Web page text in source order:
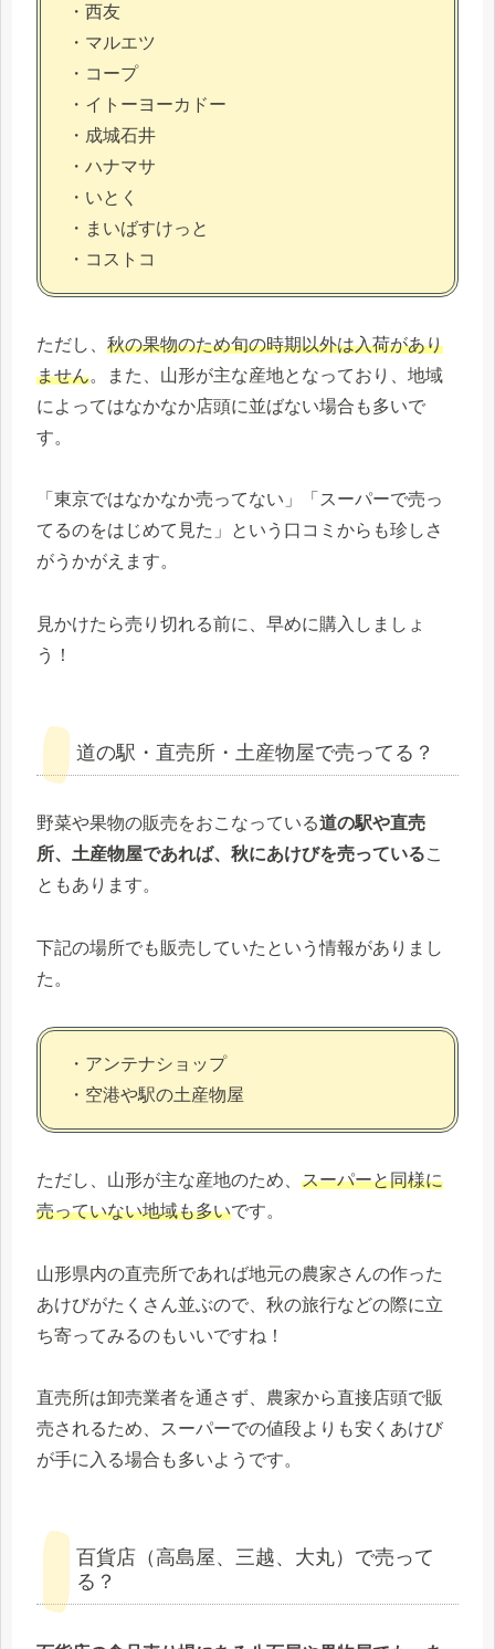
・西友
・マルエツ
・コープ
・イトーヨーカドー
・成城石井
・ハナマサ
・いとく
・まいばすけっと
・コストコ
ただし、 秋の果物のため旬の時期以外は入荷があり
ません。また、山形が主な産地となっており、地域
によってはなかなか店頭に並ばない場合も多いで
す。
「東京ではなかなか売ってない」「スーパーで売っ
てるのをはじめて見た」という口コミからも珍しさ
がうかがえます。
見かけたら売り切れる前に、早めに購入しましょ
う！
道の駅・直売所・土産物屋で売ってる？
野菜や果物の販売をおこなっている道の駅や直売
所、土産物屋であれば、秋にあけびを売っているこ
ともあります。
下記の場所でも販売していたという情報がありまし
た。
・アンテナショップ
・空港や駅の土産物屋
ただし、山形が主な産地のため、 スーパーと同様に
売っていない地域も多いです。
山形県内の直売所であれば地元の農家さんの作った
あけびがたくさん並ぶので、秋の旅行などの際に立
ち寄ってみるのもいいですね！
直売所は卸売業者を通さず、農家から直接店頭で販
売されるため、スーパーでの値段よりも安くあけび
が手に入る場合も多いようです。
百貨店（高島屋、三越、大丸）で売って
る？